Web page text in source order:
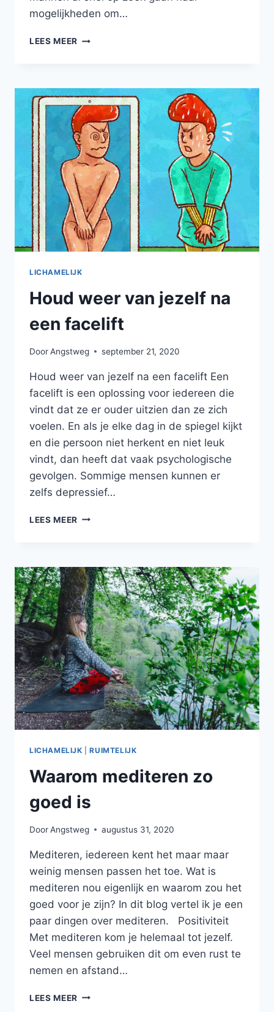
mogelijkheden om…
LEES MEER ERECTIEPILLEN
JE
HET
ZO
BETROUWBAAR
MOGELIJK?
LICHAMELIJK
Houd weer van jezelf na
een facelift
DoorAngstweg september 21, 2020
Houd weer van jezelf na een facelift Een
facelift is een oplossing voor iedereen die
vindt dat ze er ouder uitzien dan ze zich
voelen. En als je elke dag in de spiegel kijkt
en die persoon niet herkent en niet leuk
vindt, dan heeft dat vaak psychologische
gevolgen. Sommige mensen kunnen er
zelfs depressief…
LEES MEER HOUD
NA
EEN
FACELIFT
LICHAMELIJK |RUIMTELIJK
Waarom mediteren zo
goed is
DoorAngstweg augustus 31, 2020
Mediteren, iedereen kent het maar maar
weinig mensen passen het toe. Wat is
mediteren nou eigenlijk en waarom zou het
goed voor je zijn? In dit blog vertel ik je een
paar dingen over mediteren. Positiviteit
Met mediteren kom je helemaal tot jezelf.
Veel mensen gebruiken dit om even rust te
nemen en afstand…
LEES MEER WAAROM